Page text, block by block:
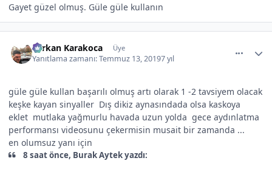
Gayet güzel olmuş. Güle güle kullanın
Serkan Karakoca Üye
Yanıtlama zamanı:Temmuz 13, 20197 yıl
güle güle kullan başarılı olmuş artı olarak 1 -2 tavsiyem olacak
keşke kayan sinyaller Dış dikiz aynasındada olsa kaskoya
eklet mutlaka yağmurlu havada uzun yolda gece aydınlatma
performansı videosunu çekermisin musait bir zamanda ...
en olumsuz yanı için
8 saat önce, Burak Aytek yazdı: